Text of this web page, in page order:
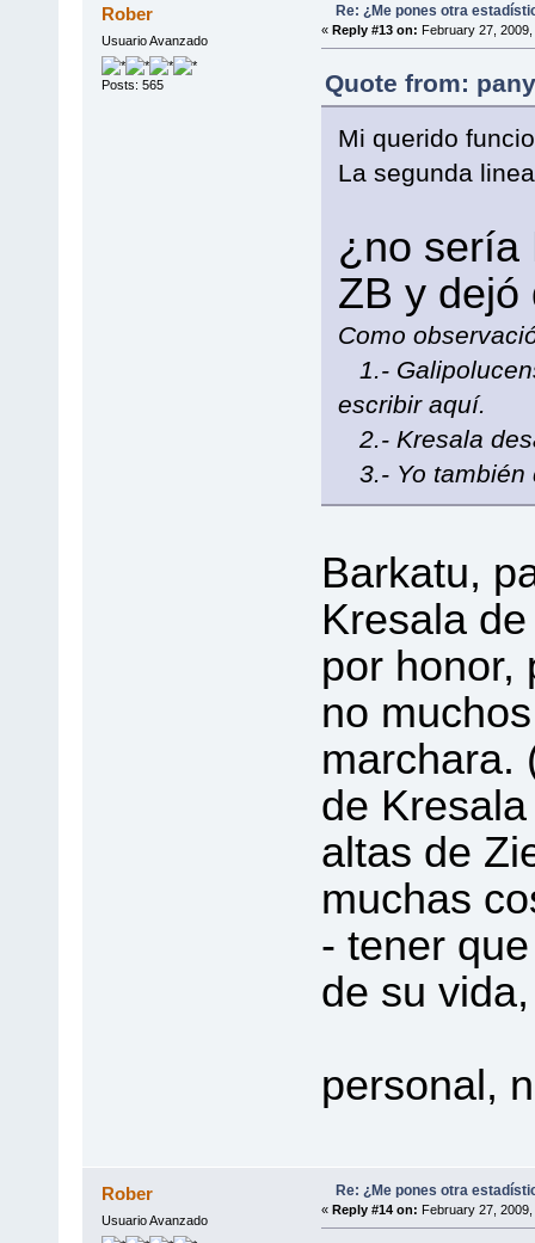
Rober
Usuario Avanzado
Posts: 565
Re: ¿Me pones otra
« Reply #13 on: February 27, 2009,
Quote from:
Mi querido
La segunda
¿no sería
ZB y dejó
Como
1.-
escribir aquí.
2.- Kresala
3.- Yo también
Barkatu,
Kresala
por honor,
no
marchara.
de
altas de
muchas
- tener
de su
personal,
Rober
Usuario Avanzado
Re: ¿Me pones otra
« Reply #14 on: February 27,